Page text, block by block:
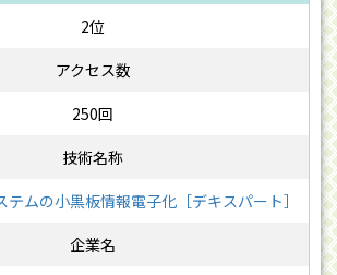
2位
250回
テムの小黒板情報電子化［デキスパート］